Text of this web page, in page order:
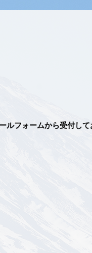
ルフォームから受付して